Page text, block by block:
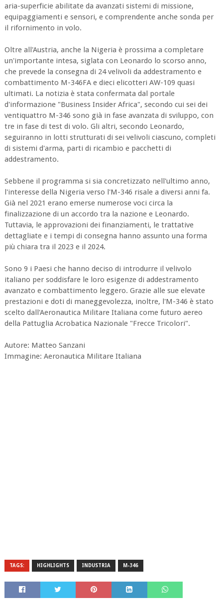
aria-superficie abilitate da avanzati sistemi di missione,
equipaggiamenti e sensori, e comprendente anche sonda per
il rifornimento in volo.
Oltre all'Austria, anche la Nigeria è prossima a completare
un'importante intesa, siglata con Leonardo lo scorso anno,
che prevede la consegna di 24 velivoli da addestramento e
combattimento M-346FA e dieci elicotteri AW-109 quasi
ultimati. La notizia è stata confermata dal portale
d'informazione "Business Insider Africa", secondo cui sei dei
ventiquattro M-346 sono già in fase avanzata di sviluppo, con
tre in fase di test di volo. Gli altri, secondo Leonardo,
seguiranno in lotti strutturati di sei velivoli ciascuno, completi
di sistemi d'arma, parti di ricambio e pacchetti di
addestramento.
Sebbene il programma si sia concretizzato nell'ultimo anno,
l'interesse della Nigeria verso l'M-346 risale a diversi anni fa.
Già nel 2021 erano emerse numerose voci circa la
finalizzazione di un accordo tra la nazione e Leonardo.
Tuttavia, le approvazioni dei finanziamenti, le trattative
dettagliate e i tempi di consegna hanno assunto una forma
più chiara tra il 2023 e il 2024.
Sono 9 i Paesi che hanno deciso di introdurre il velivolo
italiano per soddisfare le loro esigenze di addestramento
avanzato e combattimento leggero. Grazie alle sue elevate
prestazioni e doti di maneggevolezza, inoltre, l'M-346 è stato
scelto dall'Aeronautica Militare Italiana come futuro aereo
della Pattuglia Acrobatica Nazionale "Frecce Tricolori".
Autore: Matteo Sanzani
Immagine: Aeronautica Militare Italiana
TAGS: HIGHLIGHTS INDUSTRIA M-346